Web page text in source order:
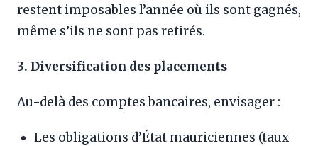
restent imposables l’année où ils sont gagnés,
même s’ils ne sont pas retirés.
3. Diversification des placements
Au-delà des comptes bancaires, envisager :
Les obligations d’État mauriciennes (taux